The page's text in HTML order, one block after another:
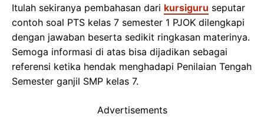
Itulah sekiranya pembahasan dari kursiguru seputar
contoh soal PTS kelas 7 semester 1 PJOK dilengkapi
dengan jawaban beserta sedikit ringkasan materinya.
Semoga informasi di atas bisa dijadikan sebagai
referensi ketika hendak menghadapi Penilaian Tengah
Semester ganjil SMP kelas 7.
Advertisements